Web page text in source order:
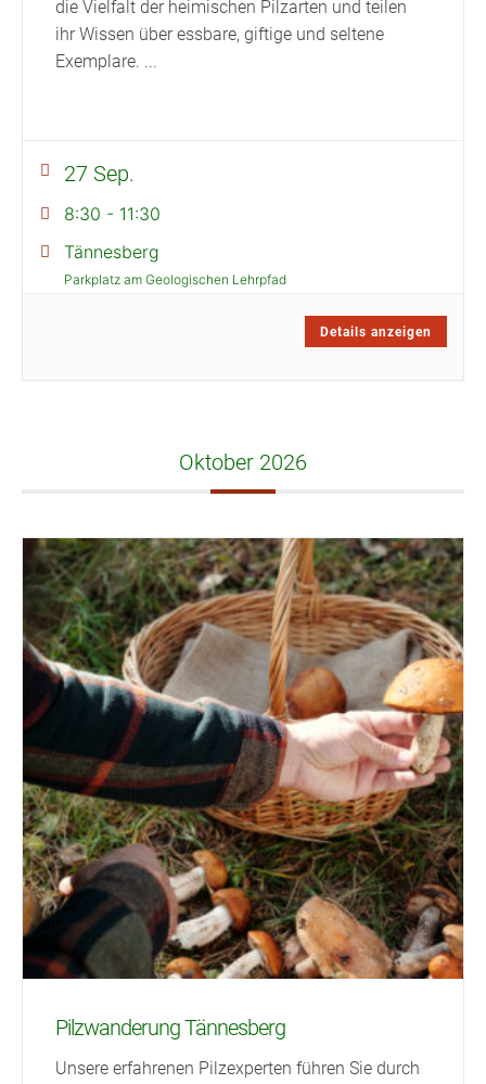
die Vielfalt der heimischen Pilzarten und teilen
ihr Wissen über essbare, giftige und seltene
Exemplare. ...
27 Sep.
8:30 - 11:30
Tännesberg
Parkplatz am Geologischen Lehrpfad
Details anzeigen
Oktober 2026
Pilzwanderung Tännesberg
Unsere erfahrenen Pilzexperten führen Sie durch